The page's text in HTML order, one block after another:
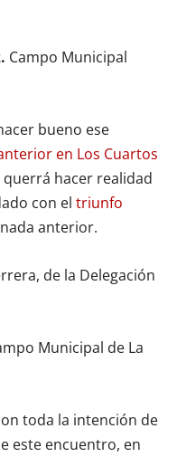
Campo Municipal
bueno ese
en Los Cuartos
querrá hacer realidad
con el triunfo
anterior.
de la Delegación
Municipal de La
toda la intención de
este encuentro, en